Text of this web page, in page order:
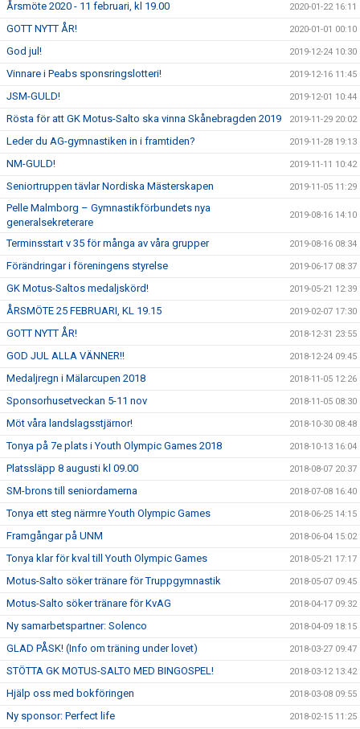
Årsmöte 2020 - 11 februari, kl 19.00 2020-01-22 16:11
GOTT NYTT ÅR! 2020-01-01 00:10
God jul! 2019-12-24 10:30
Vinnare i Peabs sponsringslotteri! 2019-12-16 11:45
JSM-GULD! 2019-12-01 10:44
Rösta för att GK Motus-Salto ska vinna Skånebragden 2019 2019-11-29 20:02
Leder du AG-gymnastiken in i framtiden? 2019-11-28 19:13
NM-GULD! 2019-11-11 10:42
Seniortruppen tävlar Nordiska Mästerskapen 2019-11-05 11:29
Pelle Malmborg – Gymnastikförbundets nya
generalsekreterare
2019-08-16 14:10
Terminsstart v 35 för många av våra grupper 2019-08-16 08:34
Förändringar i föreningens styrelse 2019-06-17 08:37
GK Motus-Saltos medaljskörd! 2019-05-21 12:39
ÅRSMÖTE 25 FEBRUARI, KL 19.15 2019-02-07 17:30
GOTT NYTT ÅR! 2018-12-31 23:55
GOD JUL ALLA VÄNNER!! 2018-12-24 09:45
Medaljregn i Mälarcupen 2018 2018-11-05 12:26
Sponsorhusetveckan 5-11 nov 2018-11-05 08:30
Möt våra landslagsstjärnor! 2018-10-30 08:48
Tonya på 7e plats i Youth Olympic Games 2018 2018-10-13 16:04
Platssläpp 8 augusti kl 09.00 2018-08-07 20:37
SM-brons till seniordamerna 2018-07-08 16:40
Tonya ett steg närmre Youth Olympic Games 2018-06-25 14:15
Framgångar på UNM 2018-06-04 15:02
Tonya klar för kval till Youth Olympic Games 2018-05-21 17:17
Motus-Salto söker tränare för Truppgymnastik 2018-05-07 09:45
Motus-Salto söker tränare för KvAG 2018-04-17 09:32
Ny samarbetspartner: Solenco 2018-04-09 18:15
GLAD PÅSK! (Info om träning under lovet) 2018-03-27 09:47
STÖTTA GK MOTUS-SALTO MED BINGOSPEL! 2018-03-12 13:42
Hjälp oss med bokföringen 2018-03-08 09:55
Ny sponsor: Perfect life 2018-02-15 11:25